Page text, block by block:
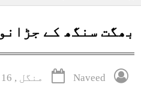
بھگت سنگھ کے
Naveed منگل , 16 فروری 2021ء